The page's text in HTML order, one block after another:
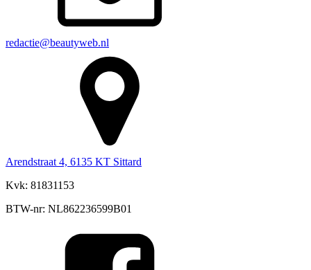
redactie@beautyweb.nl
Arendstraat 4, 6135 KT Sittard
Kvk: 81831153
BTW-nr: NL862236599B01